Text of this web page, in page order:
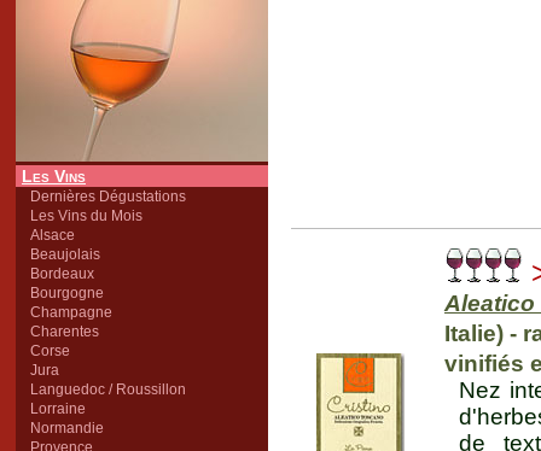
Les Vins
Dernières Dégustations
Les Vins du Mois
Alsace
Beaujolais
Bordeaux
Bourgogne
Champagne
Charentes
Corse
Jura
Languedoc / Roussillon
Lorraine
Normandie
Provence
Italie) -
vinifiés
Nez
de